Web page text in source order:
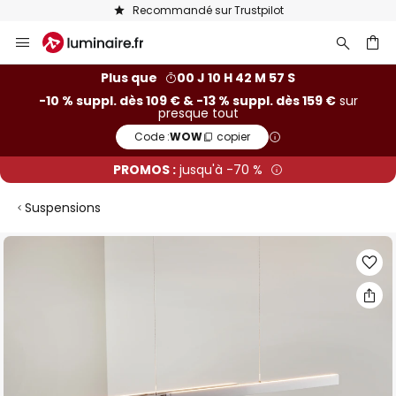
Recommandé sur Trustpilot
Allez
au
Plus que
00 J 10 H 42 M 57 S
-10 % suppl. dès 109 € & -13 % suppl. dès 159 €sur
presque tout
Code :WOW copier
PROMOS : jusqu'à -70 %
Suspensions
Skip